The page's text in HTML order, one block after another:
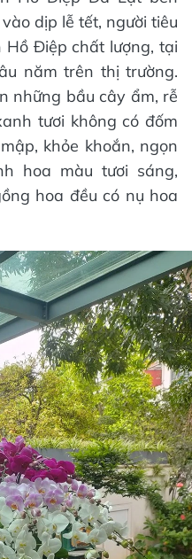
dịp lễ tết, người tiêu
Điệp chất lượng, tại
năm trên thị trường.
những bầu cây ẩm, rễ
tươi không có đốm
khỏe khoắn, ngọn
hoa màu tươi sáng,
hoa đều có nụ hoa